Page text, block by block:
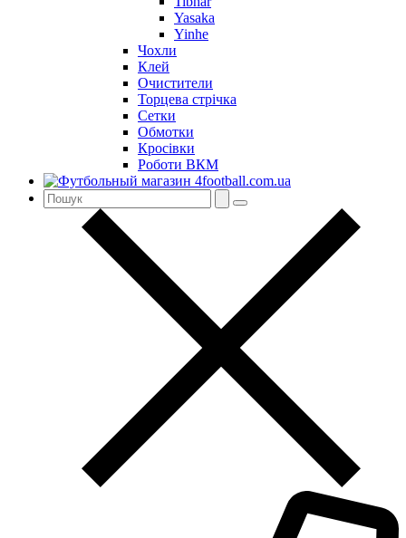
Yasaka
Yinhe
Чохли
Клей
Очистители
Торцева стрічка
Сетки
Обмотки
Кросівки
Роботи ВКМ